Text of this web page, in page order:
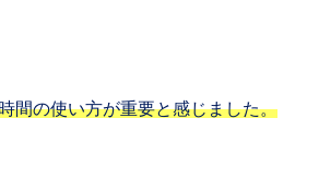
間の使い方が重要と感じました。